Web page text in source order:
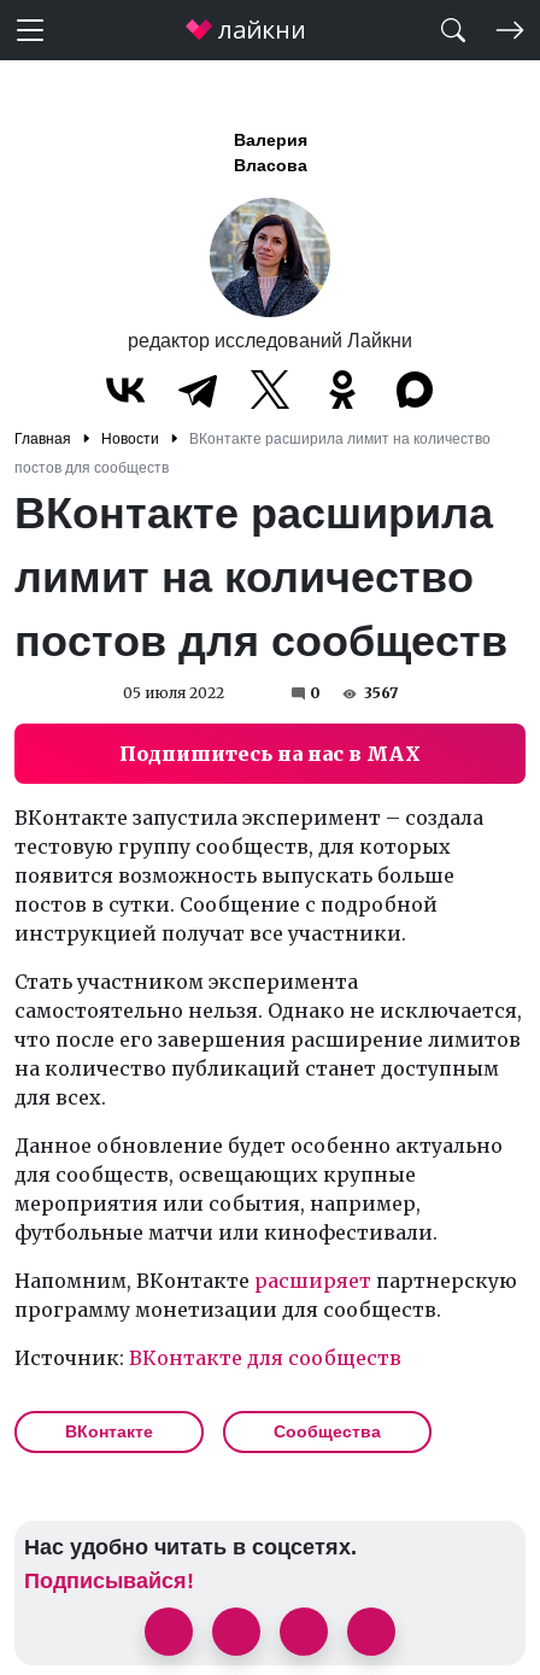
Валерия
Власова
редактор исследований Лайкни
Главная Новости
ВКонтакте расширила лимит на количество
постов для сообществ
ВКонтакте расширила
лимит на количество
постов для сообществ
05 июля 2022 0 3567
Подпишитесь на нас в MAX
ВКонтакте запустила эксперимент – создала
тестовую группу сообществ, для которых
появится возможность выпускать больше
постов в сутки. Сообщение с подробной
инструкцией получат все участники.
Стать участником эксперимента
самостоятельно нельзя. Однако не исключается,
что после его завершения расширение лимитов
на количество публикаций станет доступным
для всех.
Данное обновление будет особенно актуально
для сообществ, освещающих крупные
мероприятия или события, например,
футбольные матчи или кинофестивали.
Напомним, ВКонтакте расширяет партнерскую
программу монетизации для сообществ.
Источник: ВКонтакте для сообществ
ВКонтакте Сообщества
Нас удобно читать в соцсетях.
Подписывайся!